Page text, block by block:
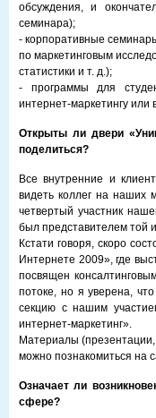
обсуждения, и
семинара);
- корпоративные
по маркетинговым
статистики и т. д.);
- программы для
интернет-маркетингу или
Открыты ли двери
поделиться?
Все внутренние и
видеть коллег на наших
четвертый участник
был представителем той
Кстати говоря, скоро
Интернете 2009», где
посвящен
потоке, но я уверена,
секцию с нашим
интернет-маркетинг».
Материалы
можно познакомиться на
Означает ли
сфере?